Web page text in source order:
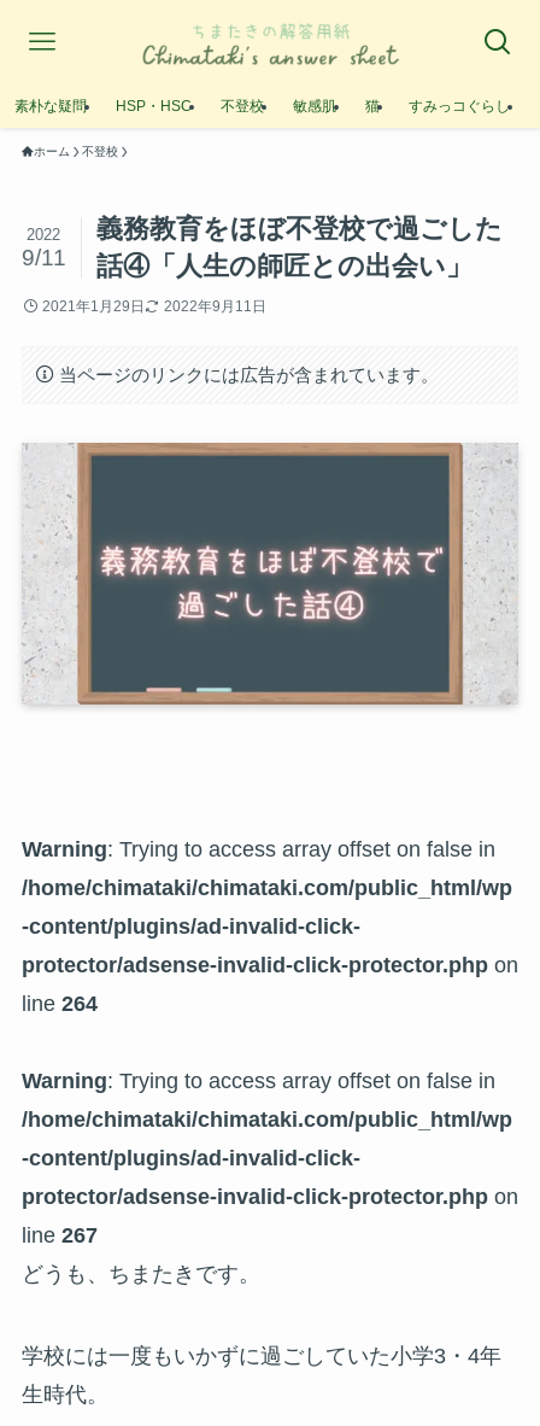
素朴な疑問 HSP・HSC 不登校 敏感肌 猫 すみっコぐらし
ホーム 不登校
義務教育をほぼ不登校で過ごした
話④「人生の師匠との出会い」
2022
9/11
2021年1月29日 2022年9月11日
当ページのリンクには広告が含まれています。
Warning: Trying to access array offset on false in
/home/chimataki/chimataki.com/public_html/wp
-content/plugins/ad-invalid-click-
protector/adsense-invalid-click-protector.phpon
line 264
Warning: Trying to access array offset on false in
/home/chimataki/chimataki.com/public_html/wp
-content/plugins/ad-invalid-click-
protector/adsense-invalid-click-protector.phpon
line 267
どうも、ちまたきです。
学校には一度もいかずに過ごしていた小学3・4年
生時代。